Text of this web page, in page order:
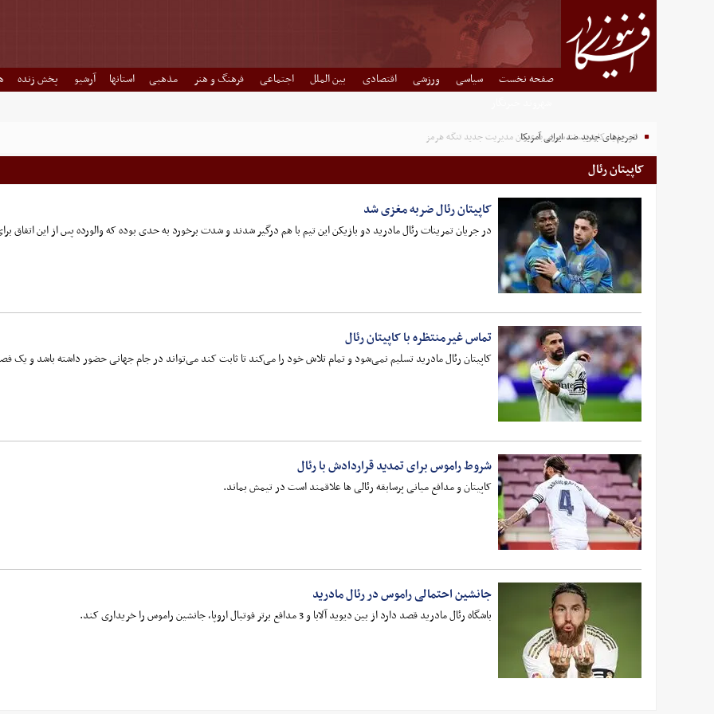
صفحه نخست سیاسی ورزشی اقتصادی بین الملل اجتماعی فرهنگ و هنر مذهبی استانها آرشیو پخش زنده
اثر جدید کارتونیست سوری با عنوان مدیریت جدید تنگه هرمز
تحریم‌های جدید ضد ایرانی آمریکا
کاپیتان رئال
کاپیتان رئال ضربه مغزی شد
در جریان تمرینات رئال مادرید دو بازیکن این تیم با هم درگیر شدند و شدت برخورد به حدی بوده که والورده پس از این
تماس غیرمنتظره با کاپیتان رئال
کاپیتان رئال مادرید تسلیم نمی‌شود و تمام تلاش خود را می‌کند تا ثابت کند می‌تواند در جام جهانی حضور داشته باشد و یک
شروط راموس برای تمدید قراردادش با رئال
کاپیتان و مدافع میانی پرسابقه رئالی ها علاقمند است در تیمش بماند.
جانشین احتمالی راموس در رئال مادرید
باشگاه رئال مادرید قصد دارد از بین دیوید آلابا و 3 مدافع برتر فوتبال اروپا، جانشین راموس را خریداری کند.